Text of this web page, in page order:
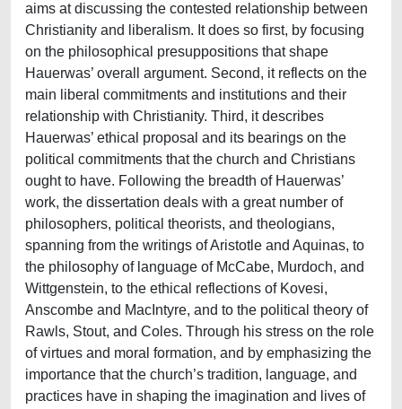
aims at discussing the contested relationship between
Christianity and liberalism. It does so first, by focusing
on the philosophical presuppositions that shape
Hauerwas’ overall argument. Second, it reflects on the
main liberal commitments and institutions and their
relationship with Christianity. Third, it describes
Hauerwas’ ethical proposal and its bearings on the
political commitments that the church and Christians
ought to have. Following the breadth of Hauerwas’
work, the dissertation deals with a great number of
philosophers, political theorists, and theologians,
spanning from the writings of Aristotle and Aquinas, to
the philosophy of language of McCabe, Murdoch, and
Wittgenstein, to the ethical reflections of Kovesi,
Anscombe and MacIntyre, and to the political theory of
Rawls, Stout, and Coles. Through his stress on the role
of virtues and moral formation, and by emphasizing the
importance that the church’s tradition, language, and
practices have in shaping the imagination and lives of